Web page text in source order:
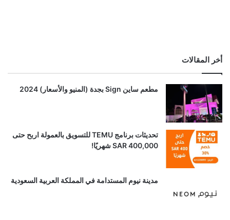
أخر المقالات
مطعم ساين Sign بجدة (المنيو والأسعار) 2024
تحديثات برنامج TEMU للتسويق بالعمولة اربح حتى
SAR 400,000 شهريًا!
مدينة نيوم المستدامة في المملكة العربية السعودية